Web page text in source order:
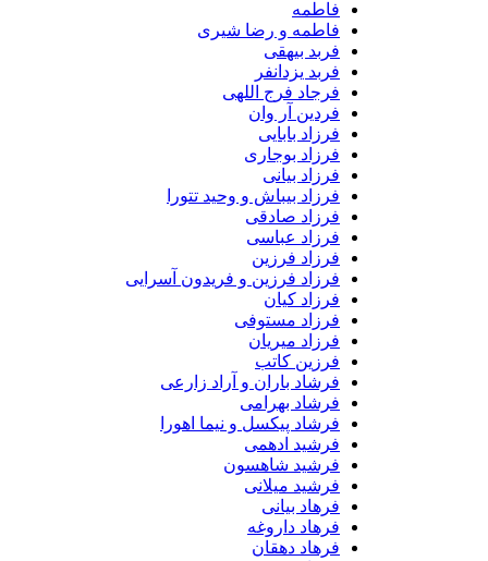
فاطمه و رضا شیری
فربد بیهقی
فربد یزدانفر
فرجاد فرج اللهی
فردین آر وان
فرزاد بابایی
فرزاد بوجاری
فرزاد بیانی
فرزاد بیباش و وحید تتورا
فرزاد صادقی
فرزاد عباسی
فرزاد فرزین
فرزاد فرزین و فریدون آسرایی
فرزاد کیان
فرزاد مستوفی
فرزاد میریان
فرزین کاتب
فرشاد باران و آراد زارعی
فرشاد بهرامی
فرشاد پیکسل و نیما اهورا
فرشید ادهمی
فرشید شاهسون
فرشید میلانی
فرهاد بیانی
فرهاد داروغه
فرهاد دهقان